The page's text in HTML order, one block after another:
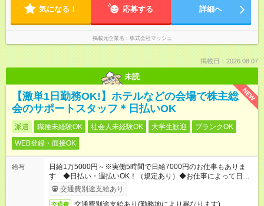
気になる！ 応募する 詳細へ
掲載元企業名 株式会社マッシュ
掲載日：2026.08.07
未読
NEW
【激単1日勤務OK!】ホテルなどの会場で株主総
会のサポートスタッフ＊日払いOK
派遣 職種未経験OK 社会人未経験OK 大学生歓迎
ブランクOK
WEB登録・面接OK
給与
日給1万5000円～※実働5時間で日給7000円のお仕事もありま
す ◆日払い・週払いOK！（規定あり）◆お仕事によって日給も
異なります
交通費別途支給あり
交通費 交通費別途支給あり(勤務地により異なります)